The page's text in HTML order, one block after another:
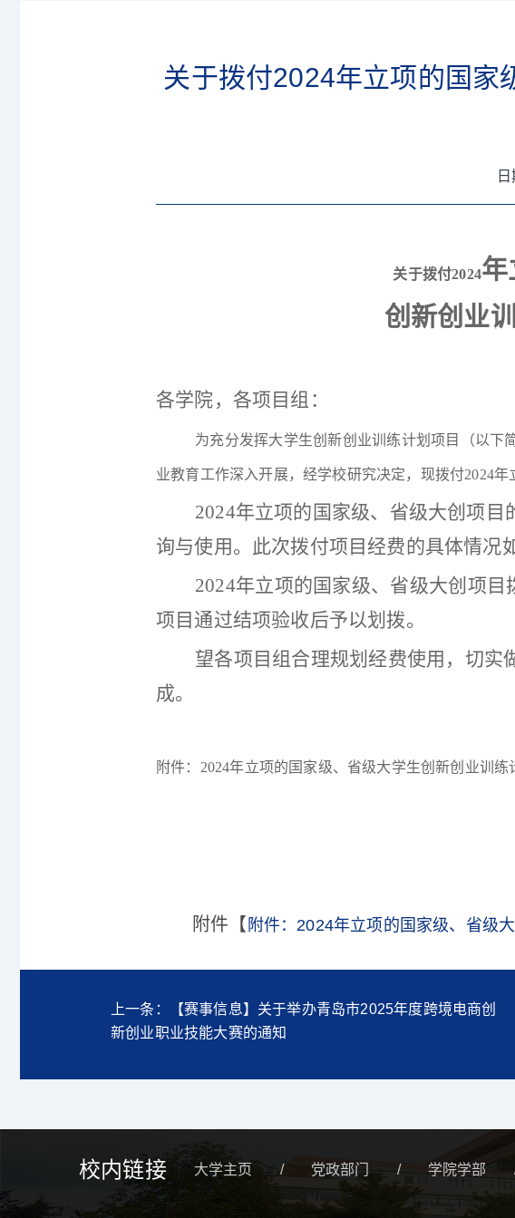
关于拨付2024年立项的国家
关于拨付2024年
创新创业
各学院，各项目组：
为充分发挥大学生创新创业训练计划项目（以下
业教育工作深入开展，经学校研究决定，现拨付2024年
2024年立项的国家级、省级大创项
询与使用。此次拨付项目经费的具体情况
2024年立项的国家级、省级大创项
项目通过结项验收后予以划拨。
望各项目组合理规划经费使用，切实
成。
附件： 2024年立项的国家级、省级大学生创新创业训
附件【 附件：2024年立项的国家级、省级
上一条：【赛事信息】关于举办青岛市2025年度跨境电商创
新创业职业技能大赛的通知
校内链接 大学主页 / 党政部门 / 学院学部